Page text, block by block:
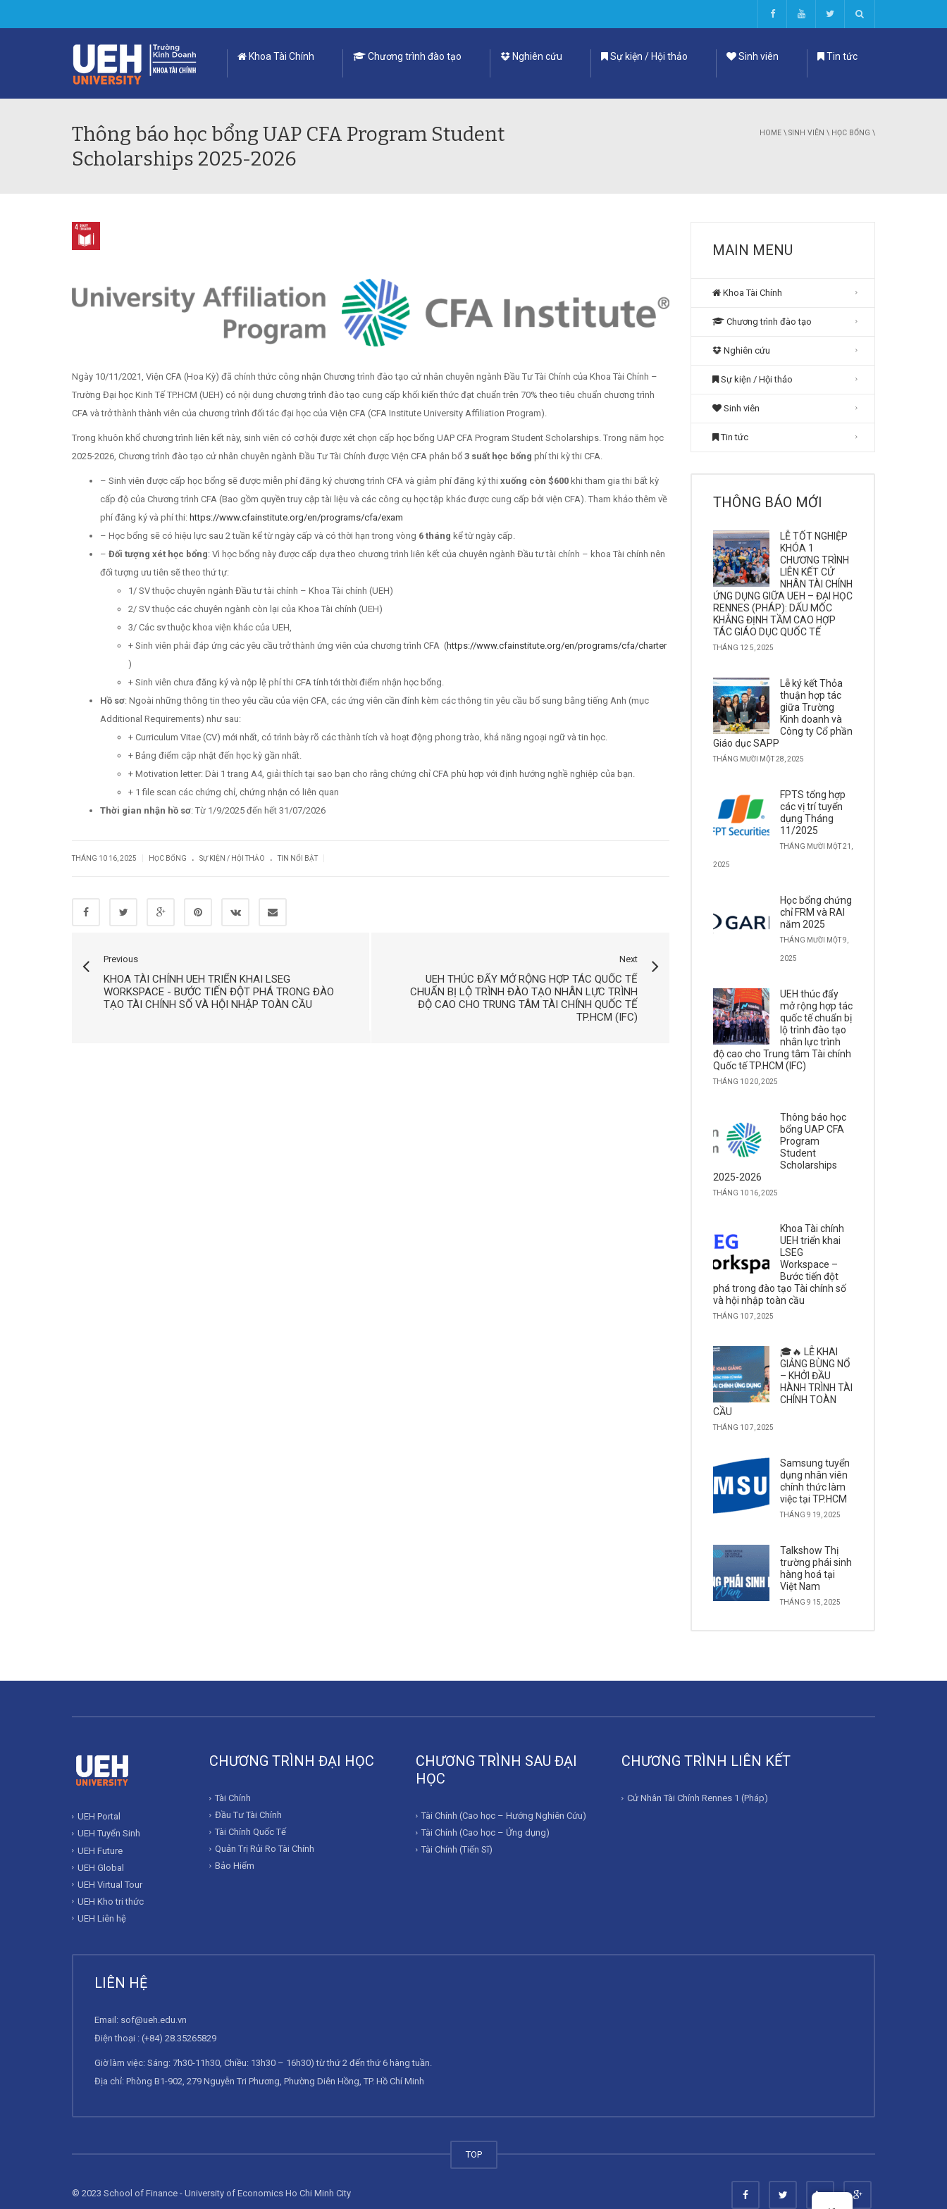
Khoa Tài Chính Chương trình đào tạo Nghiên cứu Sự kiện / Hội thảo Sinh viên Tin tức
Thông báo học bổng UAP CFA Program Student
Scholarships 2025-2026
HOME \ SINH VIÊN \ HỌC BỔNG \
Ngày 10/11/2021, Viện CFA (Hoa Kỳ) đã chính thức công nhận Chương trình đào tạo cử nhân chuyên ngành Đầu Tư Tài Chính của Khoa Tài Chính –
Trường Đại học Kinh Tế TP.HCM (UEH) có nội dung chương trình đào tạo cung cấp khối kiến thức đạt chuẩn trên 70% theo tiêu chuẩn chương trình
CFA và trở thành thành viên của chương trình đối tác đại học của Viện CFA (CFA Institute University Affiliation Program).
Trong khuôn khổ chương trình liên kết này, sinh viên có cơ hội được xét chọn cấp học bổng UAP CFA Program Student Scholarships. Trong năm học
2025-2026, Chương trình đào tạo cử nhân chuyên ngành Đầu Tư Tài Chính được Viện CFA phân bổ 3 suất học bổng phí thi kỳ thi CFA.
– Sinh viên được cấp học bổng sẽ được miễn phí đăng ký chương trình CFA và giảm phí đăng ký thi xuống còn $600 khi tham gia thi bất kỳ
cấp độ của Chương trình CFA (Bao gồm quyền truy cập tài liệu và các công cụ học tập khác được cung cấp bởi viện CFA). Tham khảo thêm về
phí đăng ký và phí thi: https://www.cfainstitute.org/en/programs/cfa/exam
– Học bổng sẽ có hiệu lực sau 2 tuần kể từ ngày cấp và có thời hạn trong vòng 6 tháng kể từ ngày cấp.
– Đối tượng xét học bổng: Vì học bổng này được cấp dựa theo chương trình liên kết của chuyên ngành Đầu tư tài chính – khoa Tài chính nên
đối tượng ưu tiên sẽ theo thứ tự:
1/ SV thuộc chuyên ngành Đầu tư tài chính – Khoa Tài chính (UEH)
2/ SV thuộc các chuyên ngành còn lại của Khoa Tài chính (UEH)
3/ Các sv thuộc khoa viện khác của UEH,
+ Sinh viên phải đáp ứng các yêu cầu trở thành ứng viên của chương trình CFA (https://www.cfainstitute.org/en/programs/cfa/charter
)
+ Sinh viên chưa đăng ký và nộp lệ phí thi CFA tính tới thời điểm nhận học bổng.
Hồ sơ: Ngoài những thông tin theo yêu cầu của viện CFA, các ứng viên cần đính kèm các thông tin yêu cầu bổ sung bằng tiếng Anh (mục
Additional Requirements) như sau:
+ Curriculum Vitae (CV) mới nhất, có trình bày rõ các thành tích và hoạt động phong trào, khả năng ngoại ngữ và tin học.
+ Bảng điểm cập nhật đến học kỳ gần nhất.
+ Motivation letter: Dài 1 trang A4, giải thích tại sao bạn cho rằng chứng chỉ CFA phù hợp với định hướng nghề nghiệp của bạn.
+ 1 file scan các chứng chỉ, chứng nhận có liên quan
Thời gian nhận hồ sơ: Từ 1/9/2025 đến hết 31/07/2026
THÁNG 10 16, 2025 HỌC BỔNG . SỰ KIỆN / HỘI THẢO . TIN NỔI BẬT
Previous
KHOA TÀI CHÍNH UEH TRIỂN KHAI LSEG
WORKSPACE - BƯỚC TIẾN ĐỘT PHÁ TRONG ĐÀO
TẠO TÀI CHÍNH SỐ VÀ HỘI NHẬP TOÀN CẦU
Next
UEH THÚC ĐẨY MỞ RỘNG HỢP TÁC QUỐC TẾ
CHUẨN BỊ LỘ TRÌNH ĐÀO TẠO NHÂN LỰC TRÌNH
ĐỘ CAO CHO TRUNG TÂM TÀI CHÍNH QUỐC TẾ
TP.HCM (IFC)
MAIN MENU
Khoa Tài Chính
Chương trình đào tạo
Nghiên cứu
Sự kiện / Hội thảo
Sinh viên
Tin tức
THÔNG BÁO MỚI
LỄ TỐT NGHIỆP
KHÓA 1
CHƯƠNG TRÌNH
LIÊN KẾT CỬ
NHÂN TÀI CHÍNH
ỨNG DỤNG GIỮA UEH – ĐẠI HỌC
RENNES (PHÁP): DẤU MỐC
KHẲNG ĐỊNH TẦM CAO HỢP
TÁC GIÁO DỤC QUỐC TẾ
THÁNG 12 5, 2025
Lễ ký kết Thỏa
thuận hợp tác
giữa Trường
Kinh doanh và
Công ty Cổ phần
Giáo dục SAPP
THÁNG MƯỜI MỘT 28, 2025
FPTS tổng hợp
các vị trí tuyển
dụng Tháng
11/2025
THÁNG MƯỜI MỘT 21,
2025
Học bổng chứng
chỉ FRM và RAI
năm 2025
THÁNG MƯỜI MỘT 9,
2025
UEH thúc đẩy
mở rộng hợp tác
quốc tế chuẩn bị
lộ trình đào tạo
nhân lực trình
độ cao cho Trung tâm Tài chính
Quốc tế TP.HCM (IFC)
THÁNG 10 20, 2025
Thông báo học
bổng UAP CFA
Program
Student
Scholarships
2025-2026
THÁNG 10 16, 2025
Khoa Tài chính
UEH triển khai
LSEG
Workspace –
Bước tiến đột
phá trong đào tạo Tài chính số
và hội nhập toàn cầu
THÁNG 10 7, 2025
🎓🔥 LỄ KHAI
GIẢNG BÙNG NỔ
– KHỞI ĐẦU
HÀNH TRÌNH TÀI
CHÍNH TOÀN
CẦU
THÁNG 10 7, 2025
Samsung tuyển
dụng nhân viên
chính thức làm
việc tại TP.HCM
THÁNG 9 19, 2025
Talkshow Thị
trường phái sinh
hàng hoá tại
Việt Nam
THÁNG 9 15, 2025
UEH Portal
UEH Tuyển Sinh
UEH Future
UEH Global
UEH Virtual Tour
UEH Kho tri thức
UEH Liên hệ
CHƯƠNG TRÌNH ĐẠI HỌC
Tài Chính
Đầu Tư Tài Chính
Tài Chính Quốc Tế
Quản Trị Rủi Ro Tài Chính
Bảo Hiểm
CHƯƠNG TRÌNH SAU ĐẠI
HỌC
Tài Chính (Cao học – Hướng Nghiên Cứu)
Tài Chính (Cao học – Ứng dụng)
Tài Chính (Tiến Sĩ)
CHƯƠNG TRÌNH LIÊN KẾT
Cử Nhân Tài Chính Rennes 1 (Pháp)
LIÊN HỆ
Email: sof@ueh.edu.vn
Điện thoại : (+84) 28.35265829
Giờ làm việc: Sáng: 7h30-11h30, Chiều: 13h30 – 16h30) từ thứ 2 đến thứ 6 hàng tuần.
Địa chỉ: Phòng B1-902, 279 Nguyễn Tri Phương, Phường Diên Hồng, TP. Hồ Chí Minh
TOP
© 2023 School of Finance - University of Economics Ho Chi Minh City